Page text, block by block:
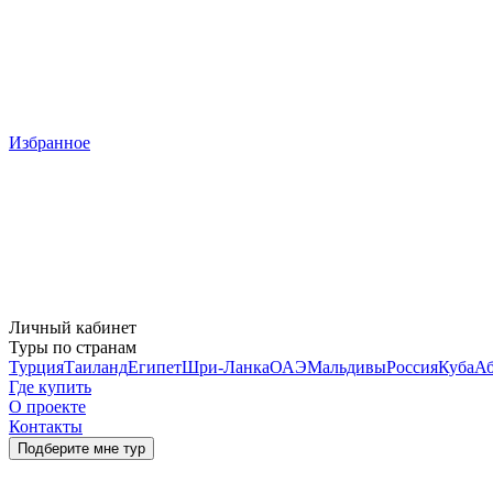
Избранное
Личный кабинет
Туры по странам
ТурцияТаиландЕгипетШри-ЛанкаОАЭМальдивыРоссияКуба
Где купить
О проекте
Контакты
Подберите мне тур